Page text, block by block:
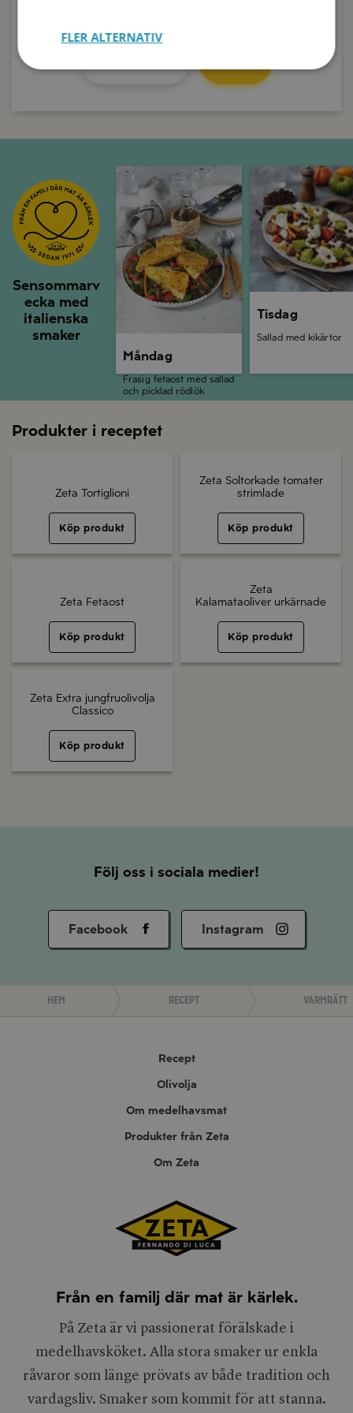
Nästa recept
Sensommarv
ecka med
italienska
smaker
Måndag
Måndag
Frasig fetaost med sallad
och picklad rödlök
Tisdag
Sallad med kikärtor
Produkter i receptet
Zeta Tortiglioni
Köp produkt
Zeta Soltorkade tomater
strimlade
Köp produkt
Zeta Fetaost
Köp produkt
Zeta
Kalamataoliver urkärnade
Köp produkt
Zeta Extra jungfruolivolja
Classico
Köp produkt
Följ oss i sociala medier!
Facebook Instagram
Hem Recept Varmrätt
Recept
Olivolja
Om medelhavsmat
Produkter från Zeta
Om Zeta
Från en familj där mat är kärlek.
På Zeta är vi passionerat förälskade i
medelhavsköket. Alla stora smaker ur enkla
råvaror som länge prövats av både tradition och
vardagsliv. Smaker som kommit för att stanna.
FLER ALTERNATIV